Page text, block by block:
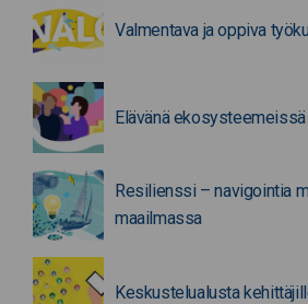
Valmentava ja oppiva
Elävänä ekosysteemeissä
Resilienssi – navigointia
maailmassa
Keskustelualusta